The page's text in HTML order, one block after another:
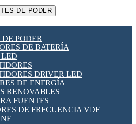
DE POTENCIA
DE CABLE
IOT
WIFI
CELULAR
REDES
DE PODER
PODER
DE BATERÍA
LED
DRIVER LED
DE ENERGÍA
RENOVABLES
FUENTES
DE FRECUENCIA VDF